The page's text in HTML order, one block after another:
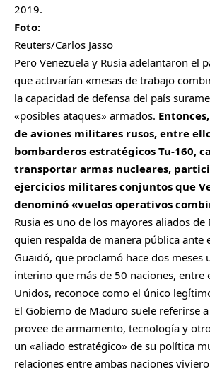
2019.
Foto:
Reuters/Carlos Jasso
Pero Venezuela y Rusia adelantaron el
que activarían «mesas de trabajo
la capacidad de defensa del país
«posibles ataques» armados.
de aviones militares rusos, entre
bombarderos estratégicos Tu-160,
transportar armas nucleares,
ejercicios militares conjuntos que
denominó «vuelos operativos
Rusia es uno de los mayores aliados
quien respalda de manera pública ante
Guaidó, que proclamó hace dos meses
interino que más de 50 naciones, entre
Unidos, reconoce como el único
El Gobierno de Maduro suele referirse
provee de armamento, tecnología y
un «aliado estratégico» de su política
relaciones entre ambas naciones